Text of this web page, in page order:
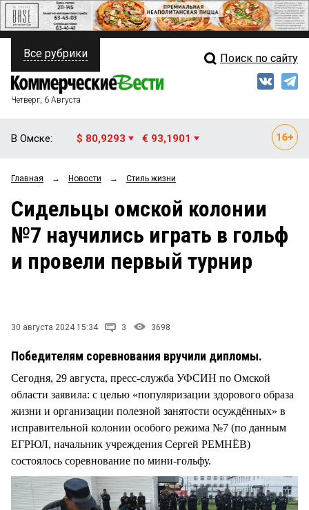
ПОЛИТИКА
ФИНАНСЫ
ОБЩЕСТВО
ЗАКОН
НОВОСТИ КОМПАНИЙ
Свежий выпуск
Рейтинги
Блоги
Архив
Все рубрики Поиск по сайту
Четверг, 6 Августа
В Омске: $ 80,9293 € 93,1901
Главная → Новости → Стиль жизни
Сидельцы омской колонии
№7 научились играть в гольф
и провели первый турнир
30 августа 2024 15:34 3 3698
Победителям соревнования вручили дипломы.
Сегодня, 29 августа, пресс-служба УФСИН по Омской
области заявила: с целью «популяризации здорового образа
жизни и организации полезной занятости осуждённых» в
исправительной колонии особого режима №7 (по данным
ЕГРЮЛ, начальник учреждения Сергей РЕМНЁВ)
состоялось соревнование по мини-гольфу.